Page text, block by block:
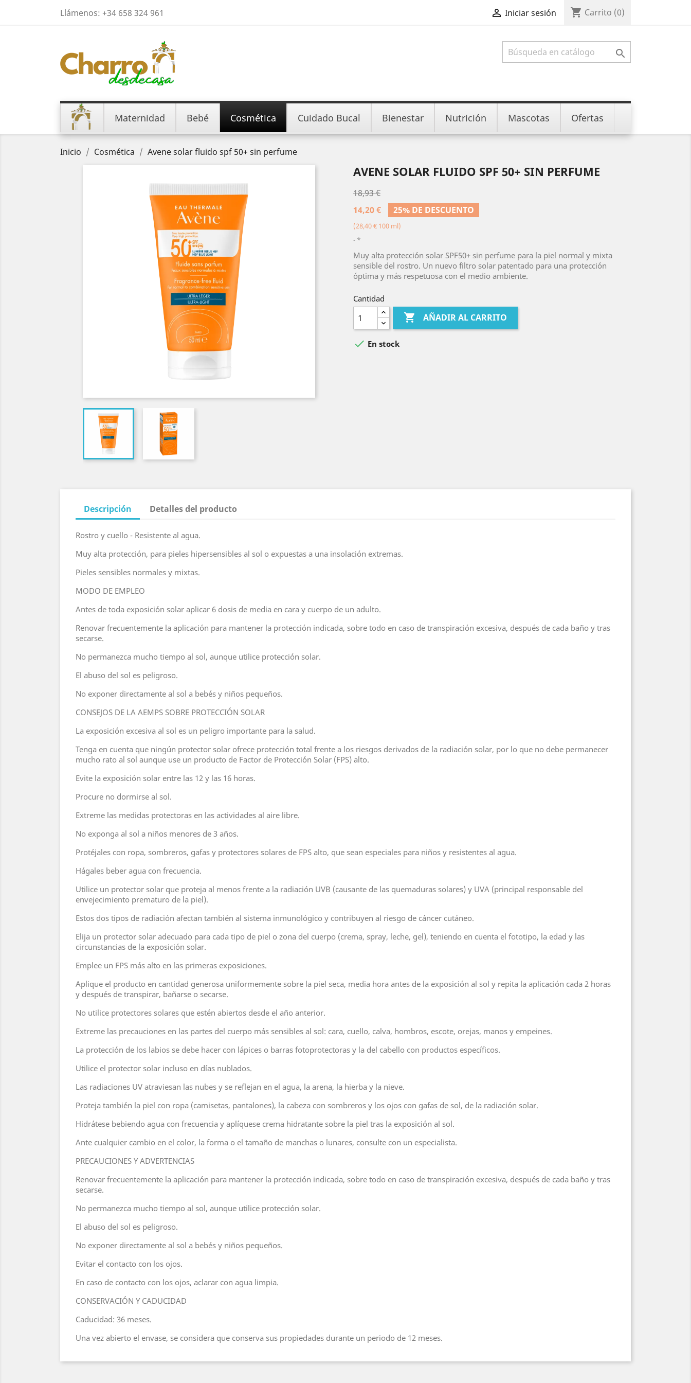
Llámenos: +34 658 324 961  Iniciar sesión shopping_cart Carrito (0)

Maternidad Bebé Cosmética Cuidado Bucal Bienestar Nutrición Mascotas Ofertas
Inicio Cosmética Avene solar fluido spf 50+ sin perfume
AVENE SOLAR FLUIDO SPF 50+ SIN PERFUME
18,93 €
14,20 €
25% DE DESCUENTO
(28,40 € 100 ml)
*
Muy alta protección solar SPF50+ sin perfume para la piel normal y mixta
sensible del rostro. Un nuevo filtro solar patentado para una protección
óptima y más respetuosa con el medio ambiente.
Cantidad
 AÑADIR AL CARRITO
 En stock
Descripción Detalles del producto
Rostro y cuello - Resistente al agua.
Muy alta protección, para pieles hipersensibles al sol o expuestas a una insolación extremas.
Pieles sensibles normales y mixtas.
MODO DE EMPLEO
Antes de toda exposición solar aplicar 6 dosis de media en cara y cuerpo de un adulto.
Renovar frecuentemente la aplicación para mantener la protección indicada, sobre todo en caso de transpiración excesiva, después de cada baño y tras
secarse.
No permanezca mucho tiempo al sol, aunque utilice protección solar.
El abuso del sol es peligroso.
No exponer directamente al sol a bebés y niños pequeños.
CONSEJOS DE LA AEMPS SOBRE PROTECCIÓN SOLAR
La exposición excesiva al sol es un peligro importante para la salud.
Tenga en cuenta que ningún protector solar ofrece protección total frente a los riesgos derivados de la radiación solar, por lo que no debe permanecer
mucho rato al sol aunque use un producto de Factor de Protección Solar (FPS) alto.
Evite la exposición solar entre las 12 y las 16 horas.
Procure no dormirse al sol.
Extreme las medidas protectoras en las actividades al aire libre.
No exponga al sol a niños menores de 3 años.
Protéjales con ropa, sombreros, gafas y protectores solares de FPS alto, que sean especiales para niños y resistentes al agua.
Hágales beber agua con frecuencia.
Utilice un protector solar que proteja al menos frente a la radiación UVB (causante de las quemaduras solares) y UVA (principal responsable del
envejecimiento prematuro de la piel).
Estos dos tipos de radiación afectan también al sistema inmunológico y contribuyen al riesgo de cáncer cutáneo.
Elija un protector solar adecuado para cada tipo de piel o zona del cuerpo (crema, spray, leche, gel), teniendo en cuenta el fototipo, la edad y las
circunstancias de la exposición solar.
Emplee un FPS más alto en las primeras exposiciones.
Aplique el producto en cantidad generosa uniformemente sobre la piel seca, media hora antes de la exposición al sol y repita la aplicación cada 2 horas
y después de transpirar, bañarse o secarse.
No utilice protectores solares que estén abiertos desde el año anterior.
Extreme las precauciones en las partes del cuerpo más sensibles al sol: cara, cuello, calva, hombros, escote, orejas, manos y empeines.
La protección de los labios se debe hacer con lápices o barras fotoprotectoras y la del cabello con productos específicos.
Utilice el protector solar incluso en días nublados.
Las radiaciones UV atraviesan las nubes y se reflejan en el agua, la arena, la hierba y la nieve.
Proteja también la piel con ropa (camisetas, pantalones), la cabeza con sombreros y los ojos con gafas de sol, de la radiación solar.
Hidrátese bebiendo agua con frecuencia y aplíquese crema hidratante sobre la piel tras la exposición al sol.
Ante cualquier cambio en el color, la forma o el tamaño de manchas o lunares, consulte con un especialista.
PRECAUCIONES Y ADVERTENCIAS
Renovar frecuentemente la aplicación para mantener la protección indicada, sobre todo en caso de transpiración excesiva, después de cada baño y tras
secarse.
No permanezca mucho tiempo al sol, aunque utilice protección solar.
El abuso del sol es peligroso.
No exponer directamente al sol a bebés y niños pequeños.
Evitar el contacto con los ojos.
En caso de contacto con los ojos, aclarar con agua limpia.
CONSERVACIÓN Y CADUCIDAD
Caducidad: 36 meses.
Una vez abierto el envase, se considera que conserva sus propiedades durante un periodo de 12 meses.